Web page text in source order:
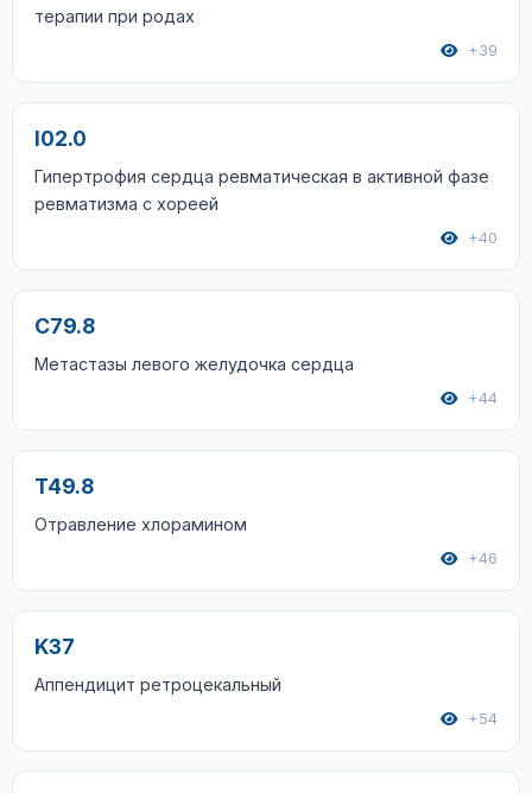
терапии при родах
+39
I02.0
Гипертрофия сердца ревматическая в активной фазе
ревматизма с хореей
+40
C79.8
Метастазы левого желудочка сердца
+44
T49.8
Отравление хлорамином
+46
K37
Аппендицит ретроцекальный
+54